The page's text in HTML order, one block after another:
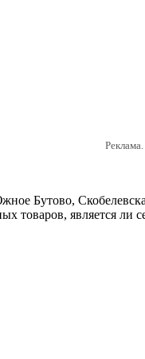
Бутово,
товаров, является ли